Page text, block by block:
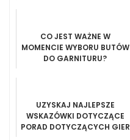
CO JEST WAŻNE W
MOMENCIE WYBORU BUTÓW
DO GARNITURU?
UZYSKAJ NAJLEPSZE
WSKAZÓWKI DOTYCZĄCE
PORAD DOTYCZĄCYCH GIER